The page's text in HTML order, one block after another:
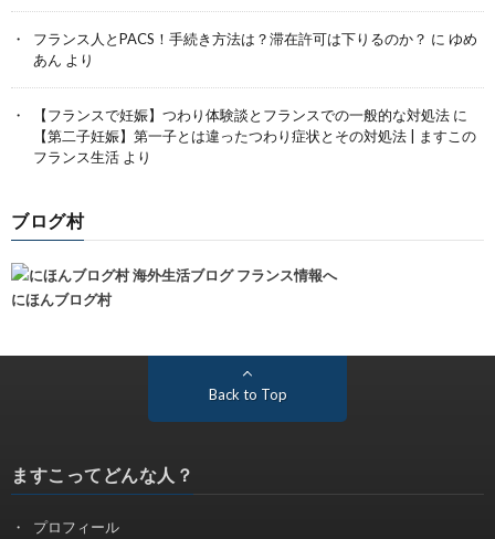
フランス人とPACS！手続き方法は？滞在許可は下りるのか？ に ゆめ
あん より
【フランスで妊娠】つわり体験談とフランスでの一般的な対処法 に
【第二子妊娠】第一子とは違ったつわり症状とその対処法 | ますこの
フランス生活 より
ブログ村
にほんブログ村
Back to Top
ますこってどんな人？
プロフィール